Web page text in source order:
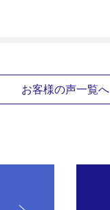
お客様の声一覧へ